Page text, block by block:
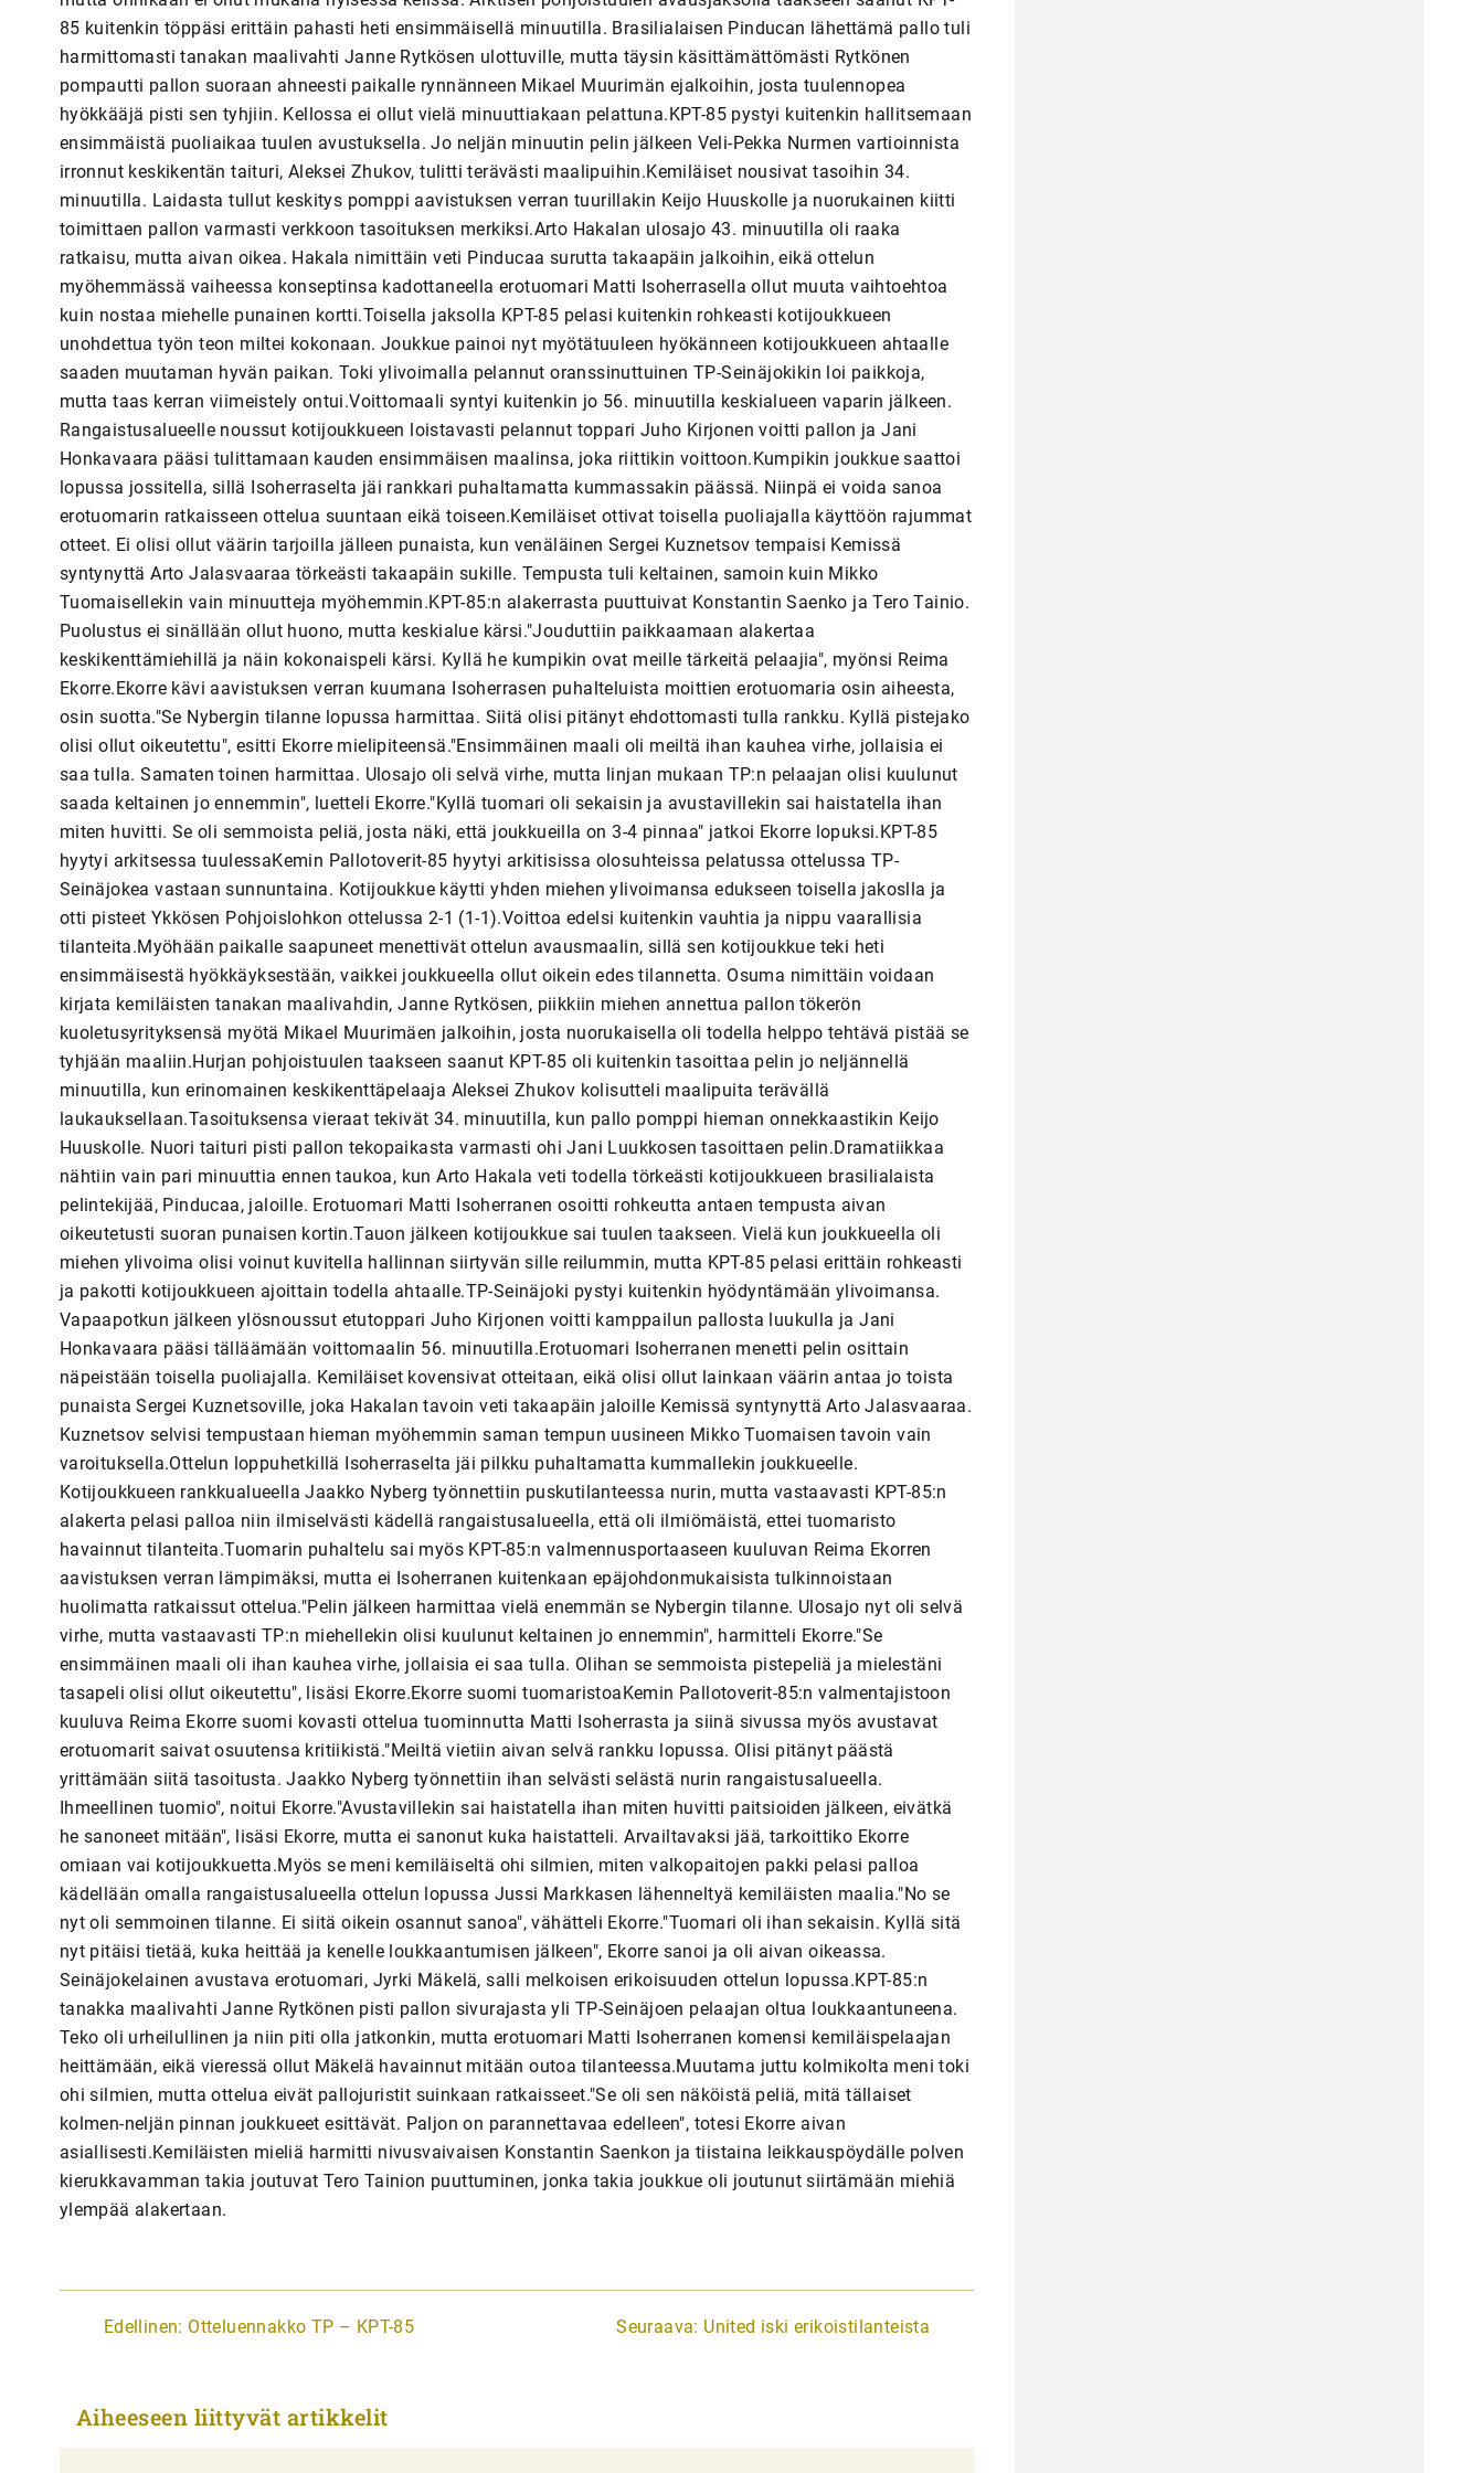
A
i
Edellinen: Otteluennakko TP – KPT-85 Seuraava: United iski erikoistilanteista
Aiheeseen liittyvät artikkelit